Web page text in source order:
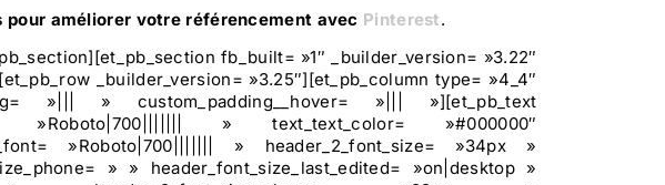
pour améliorer votre référencement avec Pinterest.
fb_built= »1″ _builder_version= »3.22″
_builder_version= »3.25″][et_pb_column type= »4_4″
»||| » custom_padding__hover= »||| »][et_pb_text
»Roboto|700||||||| » text_text_color= »#000000″
»Roboto|700||||||| » header_2_font_size= »34px »
» » header_font_size_last_edited= »on|desktop »